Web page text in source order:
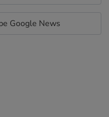
Google News